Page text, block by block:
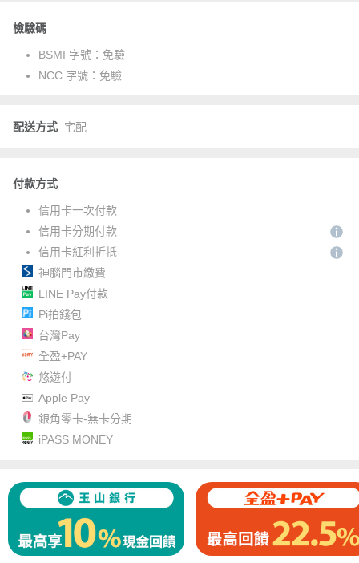
檢驗碼
BSMI 字號： 免驗
NCC 字號： 免驗
配送方式 宅配
付款方式
信用卡一次付款
信用卡分期付款
信用卡紅利折抵
神腦門市繳費
LINE Pay付款
Pi拍錢包
台灣Pay
全盈+PAY
悠遊付
Apple Pay
銀角零卡-無卡分期
iPASS MONEY